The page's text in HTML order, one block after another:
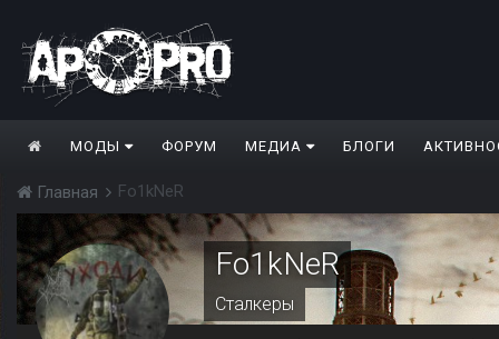
МОДЫ ФОРУМ МЕДИА БЛОГИ
Главная Fo1kNeR
Fo1kNeR
Сталкеры